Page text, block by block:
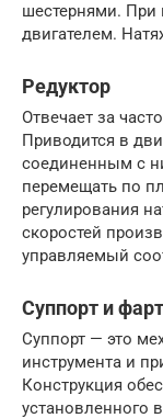
шестернями. При
двигателем.
Редуктор
Отвечает за
Приводится в
соединенным с
перемещать по
регулирования
скоростей
управляемый
Суппорт и
Суппорт — это
инструмента и
Конструкция
установленного